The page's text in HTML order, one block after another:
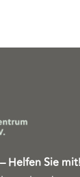
Helfen Sie mit!